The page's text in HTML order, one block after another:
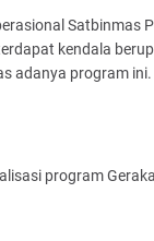
Satbinmas
kendala
adanya program ini.
program